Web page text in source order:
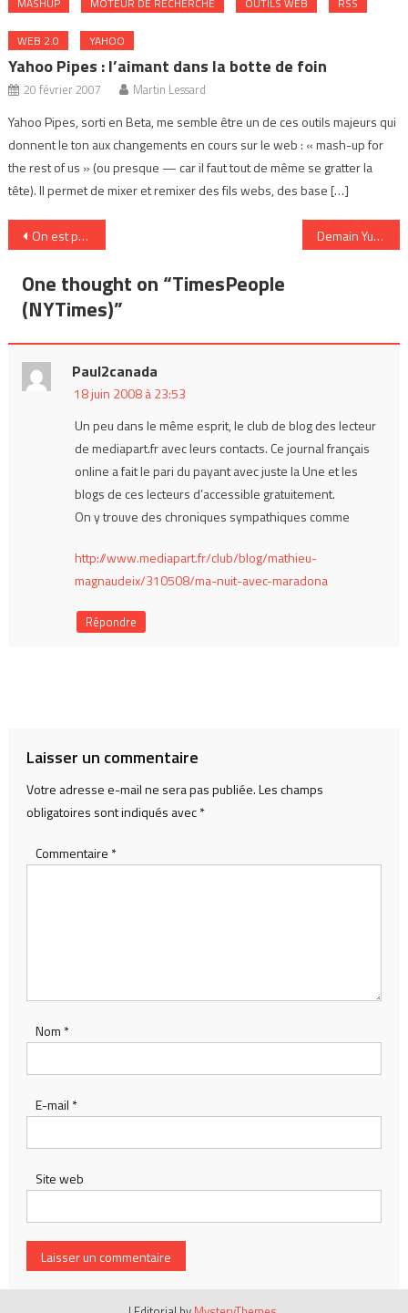
WEB 2.0 YAHOO
Yahoo Pipes : l’aimant dans la botte de foin
20 février 2007 Martin Lessard
Yahoo Pipes, sorti en Beta, me semble être un de ces outils majeurs qui
donnent le ton aux changements en cours sur le web : « mash-up for
the rest of us » (ou presque — car il faut tout de même se gratter la
tête). Il permet de mixer et remixer des fils webs, des base […]
Navigation
de
l’article
On est pas né de la dernière recherche Demain Yulbiz-Montréal
One thought on “TimesPeople
(NYTimes)”
Paul2canada
18 juin 2008 à 23:53
Un peu dans le même esprit, le club de blog des lecteur
de mediapart.fr avec leurs contacts. Ce journal français
online a fait le pari du payant avec juste la Une et les
blogs de ces lecteurs d’accessible gratuitement.
On y trouve des chroniques sympathiques comme
http://www.mediapart.fr/club/blog/mathieu-
magnaudeix/310508/ma-nuit-avec-maradona
Répondre
Laisser un commentaire
Votre adresse e-mail ne sera pas publiée.Les champs
obligatoires sont indiqués avec*
Commentaire *
Nom *
E-mail *
Site web